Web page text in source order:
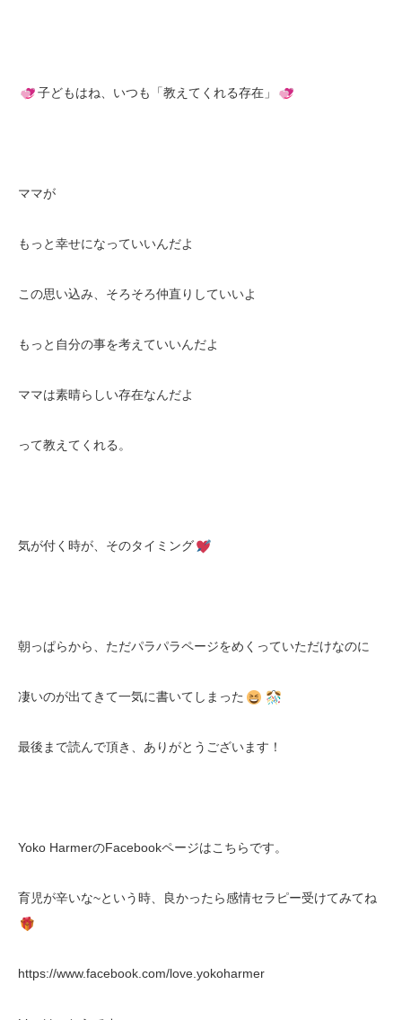
子どもはね、いつも「教えてくれる存在」
ママが
もっと幸せになっていいんだよ
この思い込み、そろそろ仲直りしていいよ
もっと自分の事を考えていいんだよ
ママは素晴らしい存在なんだよ
って教えてくれる。
気が付く時が、そのタイミング
朝っぱらから、ただパラパラページをめくっていただけなのに
凄いのが出てきて一気に書いてしまった
最後まで読んで頂き、ありがとうございます！
Yoko HarmerのFacebookページはこちらです。
育児が辛いな~という時、良かったら感情セラピー受けてみてね
https://www.facebook.com/love.yokoharmer